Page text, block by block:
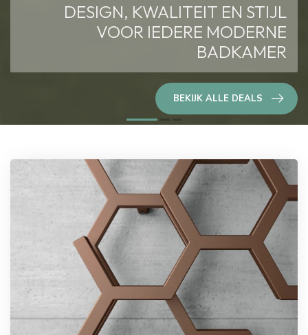
DESIGN, KWALITEIT EN STIJL
VOOR IEDERE MODERNE
BADKAMER
BEKIJK ALLE DEALS